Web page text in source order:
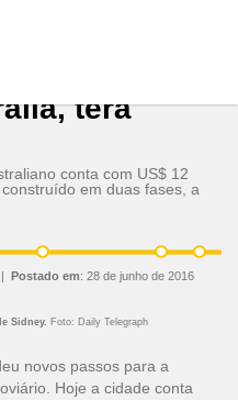
terá
conta com US$ 12
em duas fases, a
| Postado em: 28 de junho de 2016
Sidney. Foto: Daily Telegraph
novos passos para a
Hoje a cidade conta